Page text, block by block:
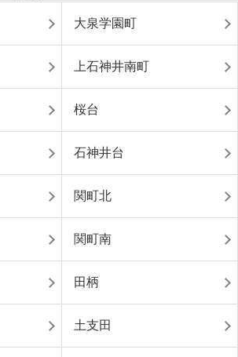
大泉学園町
上石神井南町
桜台
石神井台
関町北
関町南
田柄
土支田